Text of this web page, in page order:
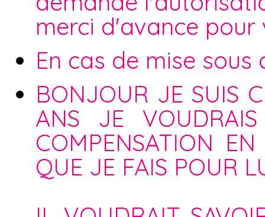
merci d'avance pour
En cas de mise
BONJOUR JE SUIS
ANS JE
COMPENSATION
QUE JE FAIS POUR